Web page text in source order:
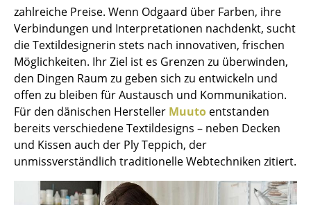
Sideboards & Kommoden
TV Möbel
Beistell- & Rollcontainer
Barmöbel
Garderoben
Kleinaufbewahrung
Einzelteile
zahlreiche Preise. Wenn Odgaard über Farben, ihre
Verbindungen und Interpretationen nachdenkt, sucht
die Textildesignerin stets nach innovativen, frischen
Möglichkeiten. Ihr Ziel ist es Grenzen zu überwinden,
den Dingen Raum zu geben sich zu entwickeln und
offen zu bleiben für Austausch und Kommunikation.
Für den dänischen Hersteller Muuto entstanden
bereits verschiedene Textildesigns – neben Decken
und Kissen auch der Ply Teppich, der
unmissverständlich traditionelle Webtechniken zitiert.